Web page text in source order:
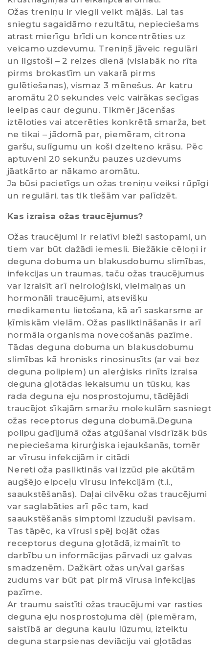
Ožas treniņu ir viegli veikt mājās. Lai tas
sniegtu sagaidāmo rezultātu, nepieciešams
atrast mierīgu brīdi un koncentrēties uz
veicamo uzdevumu. Treniņš jāveic regulāri
un ilgstoši – 2 reizes dienā (vislabāk no rīta
pirms brokastīm un vakarā pirms
gulētiešanas), vismaz 3 mēnešus. Ar katru
aromātu 20 sekundes veic vairākas secīgas
ieelpas caur degunu. Tikmēr jācenšas
iztēloties vai atcerēties konkrētā smarža, bet
ne tikai – jādomā par, piemēram, citrona
garšu, sulīgumu un koši dzelteno krāsu. Pēc
aptuveni 20 sekunžu pauzes uzdevums
jāatkārto ar nākamo aromātu.
Ja būsi pacietīgs un ožas treniņu veiksi rūpīgi
un regulāri, tas tik tiešām var palīdzēt.
Kas izraisa ožas traucējumus?
Ožas traucējumi ir relatīvi bieži sastopami, un
tiem var būt dažādi iemesli. Biežākie cēloņi ir
deguna dobuma un blakusdobumu slimības,
infekcijas un traumas, taču ožas traucējumus
var izraisīt arī neiroloģiski, vielmaiņas un
hormonāli traucējumi, atsevišķu
medikamentu lietošana, kā arī saskarsme ar
ķīmiskām vielām. Ožas pasliktināšanās ir arī
normāla organisma novecošanās pazīme.
Tādas deguna dobuma un blakusdobumu
slimības kā hronisks rinosinusīts (ar vai bez
deguna polipiem) un alerģisks rinīts izraisa
deguna gļotādas iekaisumu un tūsku, kas
rada deguna eju nosprostojumu, tādējādi
traucējot sīkajām smaržu molekulām sasniegt
ožas receptorus deguna dobumā.Deguna
polipu gadījumā ožas atgūšanai visdrīzāk būs
nepieciešama ķirurģiska iejaukšanās, tomēr
ar vīrusu infekcijām ir citādi
Nereti oža pasliktinās vai izzūd pie akūtām
augšējo elpceļu vīrusu infekcijām (t.i.,
saaukstēšanās). Daļai cilvēku ožas traucējumi
var saglabāties arī pēc tam, kad
saaukstēšanās simptomi izzuduši pavisam.
Tas tāpēc, ka vīrusi spēj bojāt ožas
receptorus deguna gļotādā, izmainīt to
darbību un informācijas pārvadi uz galvas
smadzenēm. Dažkārt ožas un/vai garšas
zudums var būt pat pirmā vīrusa infekcijas
pazīme.
Ar traumu saistīti ožas traucējumi var rasties
deguna eju nosprostojuma dēļ (piemēram,
saistībā ar deguna kaulu lūzumu, izteiktu
deguna starpsienas deviāciju vai gļotādas